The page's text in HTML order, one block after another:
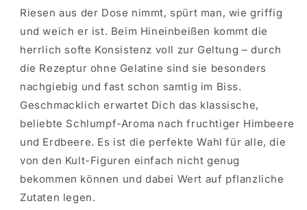
Riesen aus der Dose nimmt, spürt man, wie griffig
und weich er ist. Beim Hineinbeißen kommt die
herrlich softe Konsistenz voll zur Geltung – durch
die Rezeptur ohne Gelatine sind sie besonders
nachgiebig und fast schon samtig im Biss.
Geschmacklich erwartet Dich das klassische,
beliebte Schlumpf-Aroma nach fruchtiger Himbeere
und Erdbeere. Es ist die perfekte Wahl für alle, die
von den Kult-Figuren einfach nicht genug
bekommen können und dabei Wert auf pflanzliche
Zutaten legen.